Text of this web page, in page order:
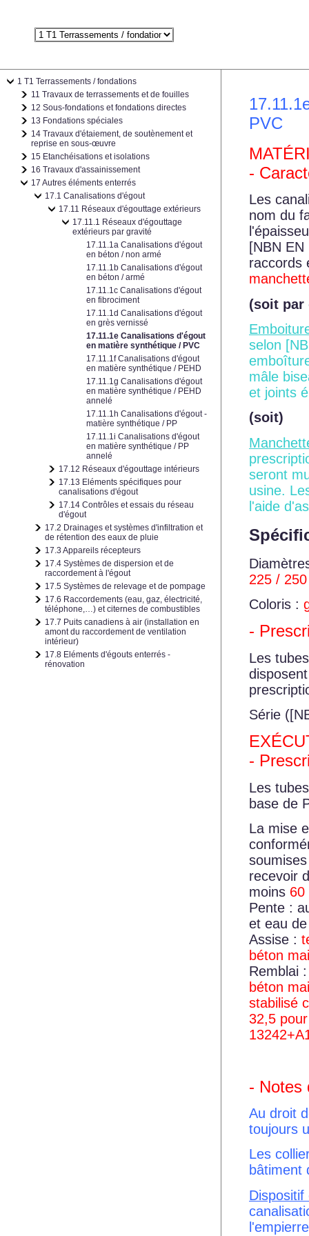
1 T1 Terrassements / fondations
11 Travaux de terrassements et de fouilles
12 Sous-fondations et fondations directes
13 Fondations spéciales
14 Travaux d'étaiement, de soutènement et
reprise en sous-œuvre
15 Etanchéisations et isolations
16 Travaux d'assainissement
17 Autres éléments enterrés
17.1 Canalisations d'égout
17.11 Réseaux d'égouttage extérieurs
17.11.1 Réseaux d'égouttage
extérieurs par gravité
17.11.1a Canalisations d'égout
en béton / non armé
17.11.1b Canalisations d'égout
en béton / armé
17.11.1c Canalisations d'égout
en fibrociment
17.11.1d Canalisations d'égout
en grès vernissé
17.11.1e Canalisations d'égout
en matière synthétique / PVC
17.11.1f Canalisations d'égout
en matière synthétique / PEHD
17.11.1g Canalisations d'égout
en matière synthétique / PEHD
annelé
17.11.1h Canalisations d'égout -
matière synthétique / PP
17.11.1i Canalisations d'égout
en matière synthétique / PP
annelé
17.12 Réseaux d'égouttage intérieurs
17.13 Eléments spécifiques pour
canalisations d'égout
17.14 Contrôles et essais du réseau
d'égout
17.2 Drainages et systèmes d'infiltration et
de rétention des eaux de pluie
17.3 Appareils récepteurs
17.4 Systèmes de dispersion et de
raccordement à l'égout
17.5 Systèmes de relevage et de pompage
17.6 Raccordements (eau, gaz, électricité,
téléphone,…) et citernes de combustibles
17.7 Puits canadiens à air (installation en
amont du raccordement de ventilation
intérieur)
17.8 Eléments d'égouts enterrés -
rénovation
PVC
-
Les
nom du
[NBN
raccords
(soit
selon
mâle
et joints
(soit)
seront
usine.
l'aide
225 /
Coloris :
-
Les
Série (
-
Les
base de
La mise
recevoir
moins 60
Pente :
et eau
Assise :
béton
Remblai :
béton
stabilisé
32,5
- Notes
Au droit
toujours
Les
bâtiment